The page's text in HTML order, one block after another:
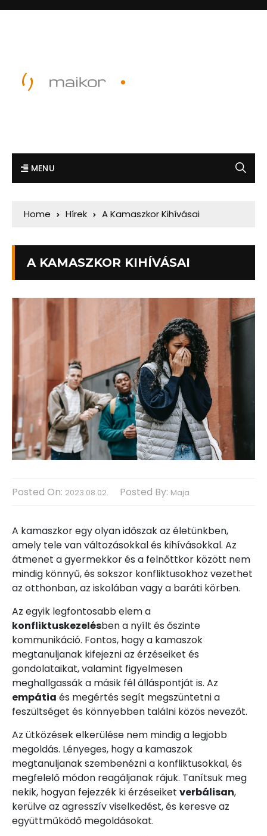
MENU
Home Hírek A Kamaszkor Kihívásai
A KAMASZKOR KIHÍVÁSAI
Posted On: 2023.08.02. Posted By: Maja
A kamaszkor egy olyan időszak az életünkben,
amely tele van változásokkal és kihívásokkal. Az
átmenet a gyermekkor és a felnőttkor között nem
mindig könnyű, és sokszor konfliktusokhoz vezethet
az otthonban, az iskolában vagy a baráti körben.
Az egyik legfontosabb elem a
konfliktuskezelésben a nyílt és őszinte
kommunikáció. Fontos, hogy a kamaszok
megtanuljanak kifejezni az érzéseiket és
gondolataikat, valamint figyelmesen
meghallgassák a másik fél álláspontját is. Az
empátia és megértés segít megszüntetni a
feszültséget és könnyebben találni közös nevezőt.
Az ütközések elkerülése nem mindig a legjobb
megoldás. Lényeges, hogy a kamaszok
megtanuljanak szembenézni a konfliktusokkal, és
megfelelő módon reagáljanak rájuk. Tanítsuk meg
nekik, hogyan fejezzék ki érzéseiket verbálisan,
kerülve az agresszív viselkedést, és keresve az
együttműködő megoldásokat.